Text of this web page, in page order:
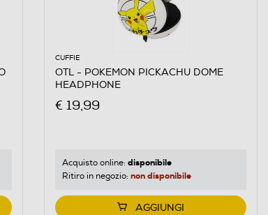
CUFFIE
OTL - POKEMON PICKACHU DOME
HEADPHONE
€ 19,99
Acquisto online: disponibile
Ritiro in negozio: non disponibile
AGGIUNGI